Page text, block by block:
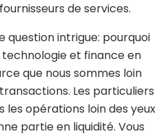
de services.
question intrigue: pourquoi
et finance en
que nous sommes loin
Les particuliers
opérations loin des yeux
partie en liquidité. Vous